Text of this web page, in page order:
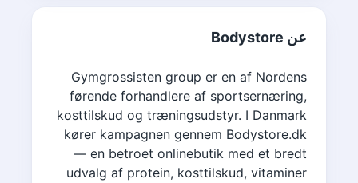
عن Bodystore
Gymgrossisten group er en af Nordens
førende forhandlere af sportsernæring,
kosttilskud og træningsudstyr. I Danmark
kører kampagnen gennem Bodystore.dk
— en betroet onlinebutik med et bredt
udvalg af protein, kosttilskud, vitaminer